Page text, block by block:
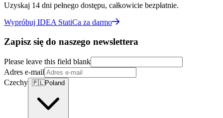
Uzyskaj 14 dni pełnego dostępu, całkowicie bezpłatnie.
Wypróbuj IDEA StatiCa za darmo
Zapisz się do naszego newslettera
Please leave this field blank
Adres e-mail
Czechy 🇵🇱Poland